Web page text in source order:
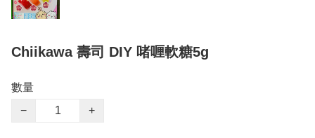
Chiikawa 壽司 DIY 啫喱軟糖5g
數量
−
+